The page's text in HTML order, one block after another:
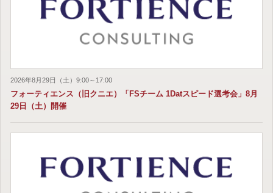
2026年8月29日（土）9:00～17:00
フォーティエンス（旧クニエ）「FSチーム 1Datスピード選考会」8月
29日（土）開催